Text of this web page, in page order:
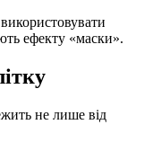
ефекту «маски».
не лише від